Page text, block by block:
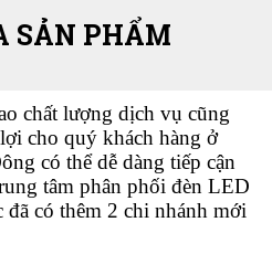
SẢN PHẨM
chất lượng dịch vụ cũng
cho quý khách hàng ở
có thể dễ dàng tiếp cận
tâm phân phối đèn LED
có thêm 2 chi nhánh mới